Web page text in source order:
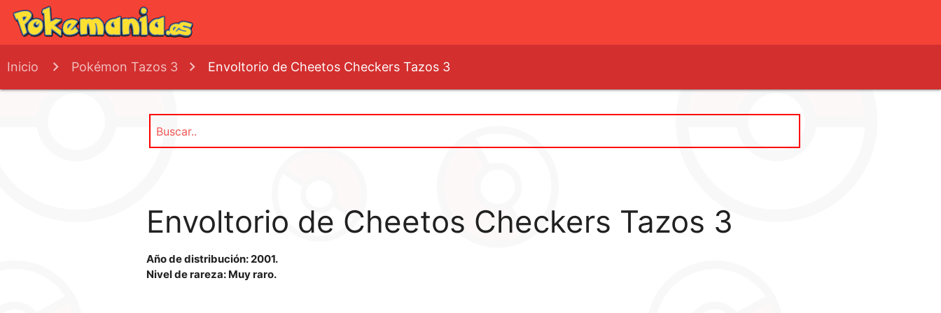
Inicio Pokémon Tazos 3 Envoltorio de Cheetos Checkers Tazos 3
Envoltorio de Cheetos Checkers Tazos 3
Año de distribución: 2001.
Nivel de rareza: Muy raro.